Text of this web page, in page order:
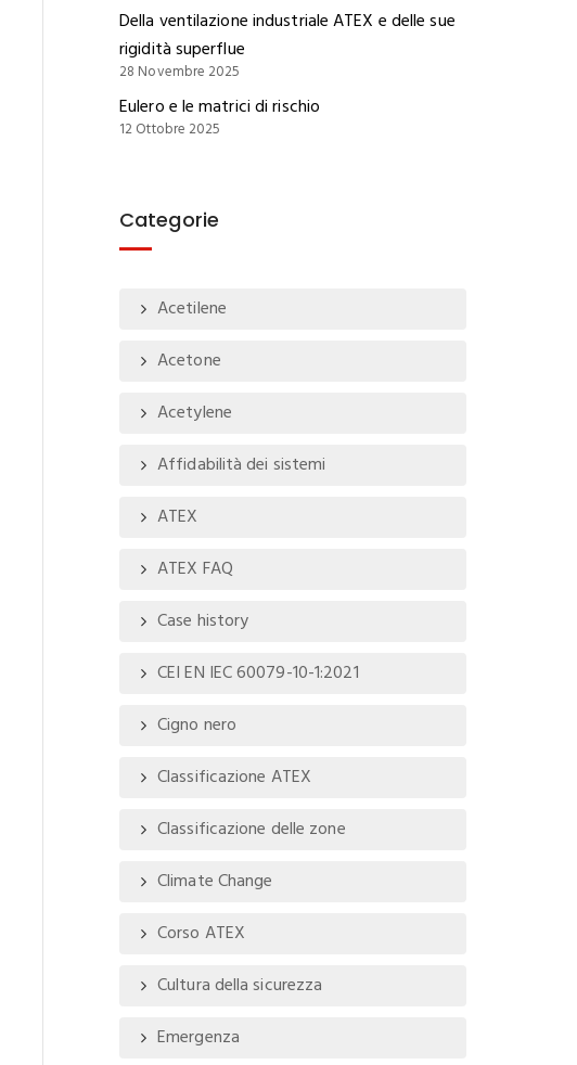
Della ventilazione industriale ATEX e delle sue
rigidità superflue
28 Novembre 2025
Eulero e le matrici di rischio
12 Ottobre 2025
Categorie
Acetilene
Acetone
Acetylene
Affidabilità dei sistemi
ATEX
ATEX FAQ
Case history
CEI EN IEC 60079-10-1:2021
Cigno nero
Classificazione ATEX
Classificazione delle zone
Climate Change
Corso ATEX
Cultura della sicurezza
Emergenza